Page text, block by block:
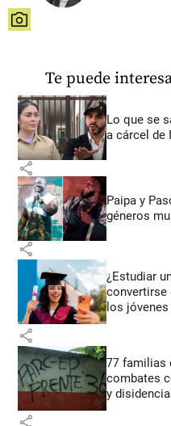
share
Te puede
Lo que se
a cárcel de
share
Paipa y
géneros
share
¿Estudiar
convertirse
los
share
77 familias
combates
y
share